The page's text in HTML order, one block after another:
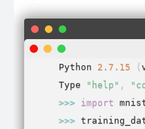
In
2-tuples
containing
correct
Python 2.7 .15 (
Type
"help" ,
>>> import
>>>